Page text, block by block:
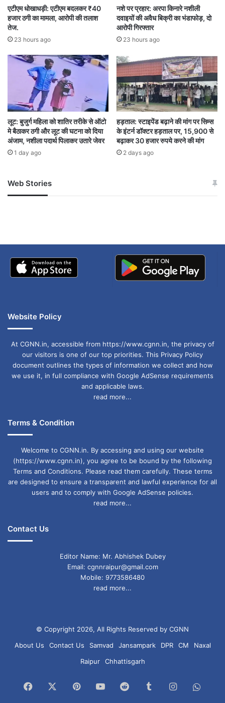
एटीएम धोखाधड़ी: एटीएम बदलकर ₹40
हजार ठगी का मामला, आरोपी की तलाश
तेज.
23 hours ago
नशे पर प्रहार: अरपा किनारे नशीली
दवाइयों की अवैध बिक्री का भंडाफोड़, दो
आरोपी गिरफ्तार
23 hours ago
लूट: बुजुर्ग महिला को शातिर तरीके से ऑटो
मे बैठाकर ठगी और लूट की घटना को दिया
अंजाम, नशीला पदार्थ पिलाकर उतारे जेवर
1 day ago
हड़ताल: स्टाइपेंड बढ़ाने की मांग पर सिम्स
के इंटर्न डॉक्टर हड़ताल पर, 15,900 से
बढ़ाकर 30 हजार रुपये करने की मांग
2 days ago
Web Stories
जम्मू-कश्मीर में बारिश से
अपडेट
खाई में धक्का… आरोपियों ने
Website Policy
At CGNN.in, accessible from https://www.cgnn.in, the privacy of
our visitors is one of our top priorities. This Privacy Policy
document outlines the types of information we collect and how
we use it, in full compliance with Google AdSense requirements
and applicable laws.
read more...
Terms & Condition
Welcome to CGNN.in. By accessing and using our website
(https://www.cgnn.in), you agree to be bound by the following
Terms and Conditions. Please read them carefully. These terms
are designed to ensure a transparent and lawful experience for all
users and to comply with Google AdSense policies.
read more...
Contact Us
Editor Name: Mr. Abhishek Dubey
Email: cgnnraipur@gmail.com
Mobile: 9773586480
read more...
© Copyright 2026, All Rights Reserved by CGNN
About Us
Contact Us Samvad Jansampark DPR CM
Naxal
Raipur
Chhattisgarh
Facebook PinterestYouTubeReddit TumblrInstagram